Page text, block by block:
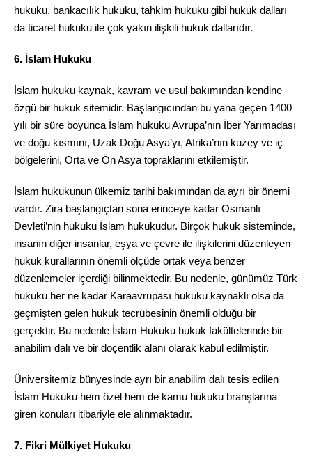
hukuku, bankacılık hukuku, tahkim hukuku gibi hukuk dalları
da ticaret hukuku ile çok yakın ilişkili hukuk dallarıdır.
6. İslam Hukuku
İslam hukuku kaynak, kavram ve usul bakımından kendine
özgü bir hukuk sitemidir. Başlangıcından bu yana geçen 1400
yılı bir süre boyunca İslam hukuku Avrupa’nın İber Yarımadası
ve doğu kısmını, Uzak Doğu Asya’yı, Afrika’nın kuzey ve iç
bölgelerini, Orta ve Ön Asya topraklarını etkilemiştir.
İslam hukukunun ülkemiz tarihi bakımından da ayrı bir önemi
vardır. Zira başlangıçtan sona erinceye kadar Osmanlı
Devleti’nin hukuku İslam hukukudur. Birçok hukuk sisteminde,
insanın diğer insanlar, eşya ve çevre ile ilişkilerini düzenleyen
hukuk kurallarının önemli ölçüde ortak veya benzer
düzenlemeler içerdiği bilinmektedir. Bu nedenle, günümüz Türk
hukuku her ne kadar Karaavrupası hukuku kaynaklı olsa da
geçmişten gelen hukuk tecrübesinin önemli olduğu bir
gerçektir. Bu nedenle İslam Hukuku hukuk fakültelerinde bir
anabilim dalı ve bir doçentlik alanı olarak kabul edilmiştir.
Üniversitemiz bünyesinde ayrı bir anabilim dalı tesis edilen
İslam Hukuku hem özel hem de kamu hukuku branşlarına
giren konuları itibariyle ele alınmaktadır.
7. Fikri Mülkiyet Hukuku